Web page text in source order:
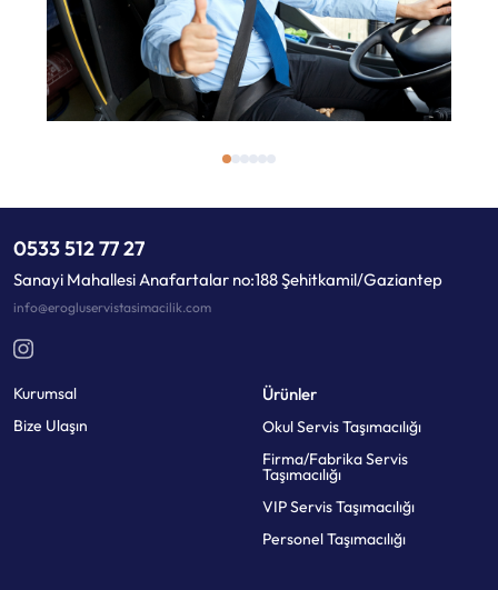
0533 512 77 27
Sanayi Mahallesi Anafartalar no:188 Şehitkamil/Gaziantep
info@erogluservistasimacilik.com
Kurumsal
Bize Ulaşın
Ürünler
Okul Servis Taşımacılığı
Firma/Fabrika Servis
Taşımacılığı
VIP Servis Taşımacılığı
Personel Taşımacılığı